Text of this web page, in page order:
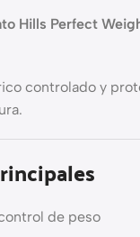
Hills Perfect
controlado y
de peso